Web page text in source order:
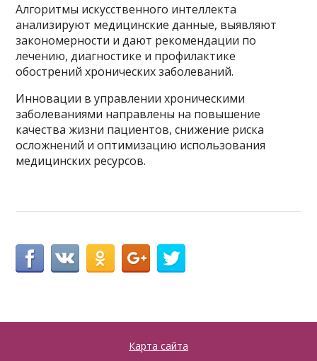
Алгоритмы искусственного интеллекта
анализируют медицинские данные, выявляют
закономерности и дают рекомендации по
лечению, диагностике и профилактике
обострений хронических заболеваний.
Инновации в управлении хроническими
заболеваниями направлены на повышение
качества жизни пациентов, снижение риска
осложнений и оптимизацию использования
медицинских ресурсов.
Карта сайта